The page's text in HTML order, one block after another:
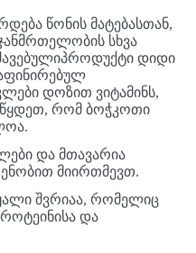
წონის მატებასთან,
სხვა
პროდუქტი დიდი
დოზით ვიტამინს,
რომ ბოჭკოთი
და მთავარია
მიირთმევთ.
შვრიაა, რომელიც
და